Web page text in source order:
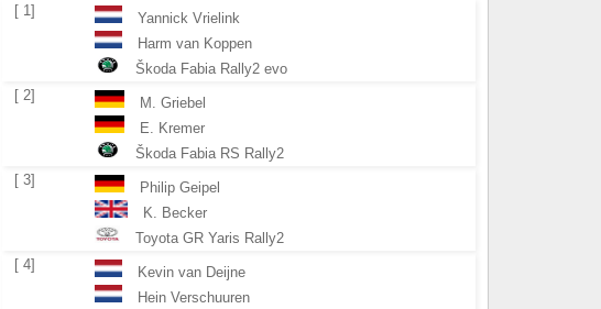
[ 1]
Yannick Vrielink
Harm van Koppen
Škoda Fabia Rally2 evo
[ 2]
M. Griebel
E. Kremer
Škoda Fabia RS Rally2
[ 3]
Philip Geipel
K. Becker
Toyota GR Yaris Rally2
[ 4]
Kevin van Deijne
Hein Verschuuren